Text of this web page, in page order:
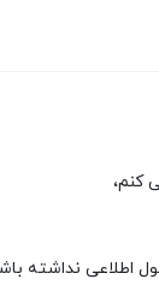
کنم،
اطلاعی نداشته